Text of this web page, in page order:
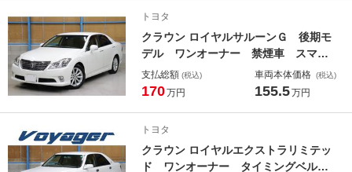
グ地デジＴＶ クルーズコントロール
トヨタ
クラウン ロイヤルサルーンＧ 後期モ
デル ワンオーナー 禁煙車 スマー
トキー クリアランスソナー パワー
シート 後席独立エアコン 電動サン
面スモークフィルム施工済
支払総額 (税込)
170万円
車両本体価格 (税込)
155.5万円
トヨタ
クラウン ロイヤルエクストラリミテッ
ド ワンオーナー タイミングベルト